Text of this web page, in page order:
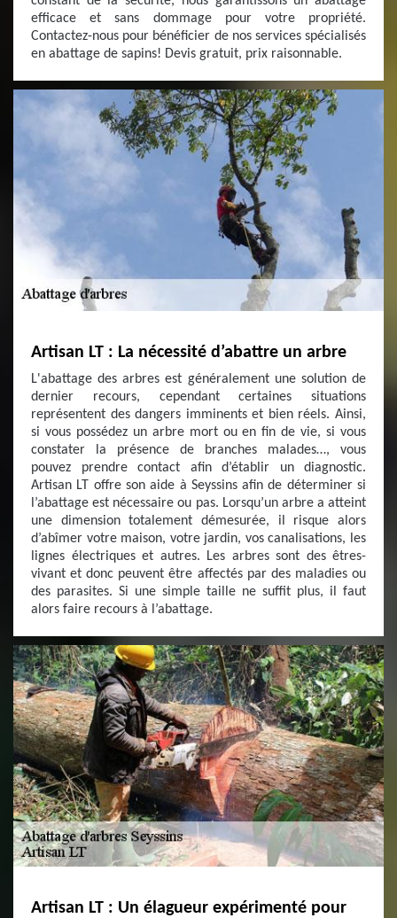
efficace et sans dommage pour votre propriété.
Contactez-nous pour bénéficier de nos services spécialisés
en abattage de sapins! Devis gratuit, prix raisonnable.
Artisan LT : La nécessité d’abattre un arbre
L'abattage des arbres est généralement une solution de
dernier recours, cependant certaines situations
représentent des dangers imminents et bien réels. Ainsi,
si vous possédez un arbre mort ou en fin de vie, si vous
constater la présence de branches malades…, vous
pouvez prendre contact afin d’établir un diagnostic.
Artisan LT offre son aide à Seyssins afin de déterminer si
l’abattage est nécessaire ou pas. Lorsqu’un arbre a atteint
une dimension totalement démesurée, il risque alors
d’abîmer votre maison, votre jardin, vos canalisations, les
lignes électriques et autres. Les arbres sont des êtres-
vivant et donc peuvent être affectés par des maladies ou
des parasites. Si une simple taille ne suffit plus, il faut
alors faire recours à l’abattage.
Artisan LT : Un élagueur expérimenté pour